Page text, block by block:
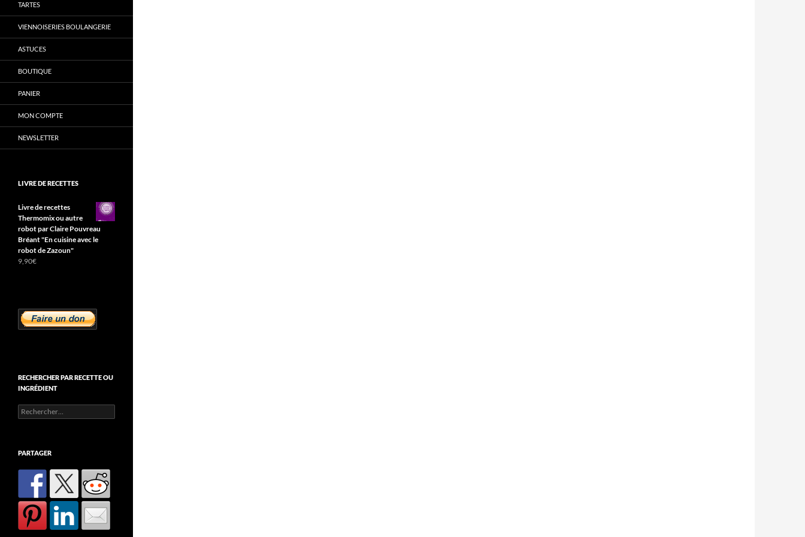
TARTES
VIENNOISERIES BOULANGERIE
ASTUCES
BOUTIQUE
PANIER
MON COMPTE
NEWSLETTER
LIVRE DE RECETTES
Livre de recettes
Thermomix ou autre
robot par Claire Pouvreau
Bréant "En cuisine avec le
robot de Zazoun"
9,90€
RECHERCHER PAR RECETTE OU
INGRÉDIENT
Rechercher :
PARTAGER